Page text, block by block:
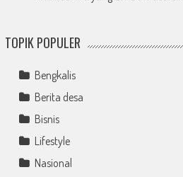
TOPIK POPULER
Bengkalis
Berita desa
Bisnis
Lifestyle
Nasional